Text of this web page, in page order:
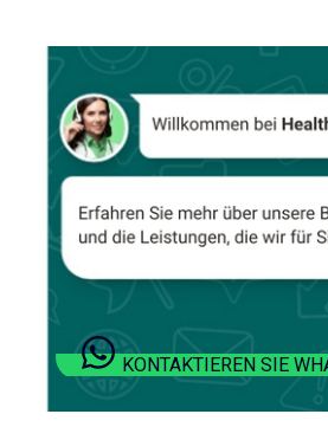
KONTAKTIEREN SIE